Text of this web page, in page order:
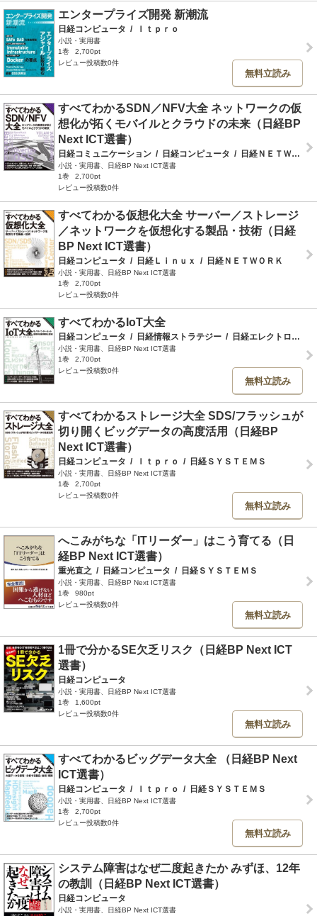
エンタープライズ開発 新潮流
日経コンピュータ / Ｉｔｐｒｏ
小説・実用書
1巻
2,700pt
レビュー投稿数0件
無料立読み
すべてわかるSDN／NFV大全 ネットワークの仮
想化が拓くモバイルとクラウドの未来（日経BP
Next ICT選書）
日経コミュニケーション / 日経コンピュータ / 日経ＮＥＴＷＯＲＫ
小説・実用書、日経BP Next ICT選書
1巻
2,700pt
レビュー投稿数0件
すべてわかる仮想化大全 サーバー／ストレージ
／ネットワークを仮想化する製品・技術（日経
BP Next ICT選書）
日経コンピュータ / 日経Ｌｉｎｕｘ / 日経ＮＥＴＷＯＲＫ
小説・実用書、日経BP Next ICT選書
1巻
2,700pt
レビュー投稿数0件
すべてわかるIoT大全
日経コンピュータ / 日経情報ストラテジー / 日経エレクトロニクス
小説・実用書、日経BP Next ICT選書
1巻
2,700pt
レビュー投稿数0件
無料立読み
すべてわかるストレージ大全 SDS/フラッシュが
切り開くビッグデータの高度活用（日経BP
Next ICT選書）
日経コンピュータ / Ｉｔｐｒｏ / 日経ＳＹＳＴＥＭＳ
小説・実用書、日経BP Next ICT選書
1巻
2,700pt
レビュー投稿数0件
無料立読み
へこみがちな「ITリーダー」はこう育てる（日
経BP Next ICT選書）
重光直之 / 日経コンピュータ / 日経ＳＹＳＴＥＭＳ
小説・実用書、日経BP Next ICT選書
1巻
980pt
レビュー投稿数0件
無料立読み
1冊で分かるSE欠乏リスク（日経BP Next ICT
選書）
日経コンピュータ
小説・実用書、日経BP Next ICT選書
1巻
1,600pt
レビュー投稿数0件
無料立読み
すべてわかるビッグデータ大全 （日経BP Next
ICT選書）
日経コンピュータ / Ｉｔｐｒｏ / 日経ＳＹＳＴＥＭＳ
小説・実用書、日経BP Next ICT選書
1巻
2,700pt
レビュー投稿数0件
無料立読み
システム障害はなぜ二度起きたか みずほ、12年
の教訓（日経BP Next ICT選書）
日経コンピュータ
小説・実用書、日経BP Next ICT選書